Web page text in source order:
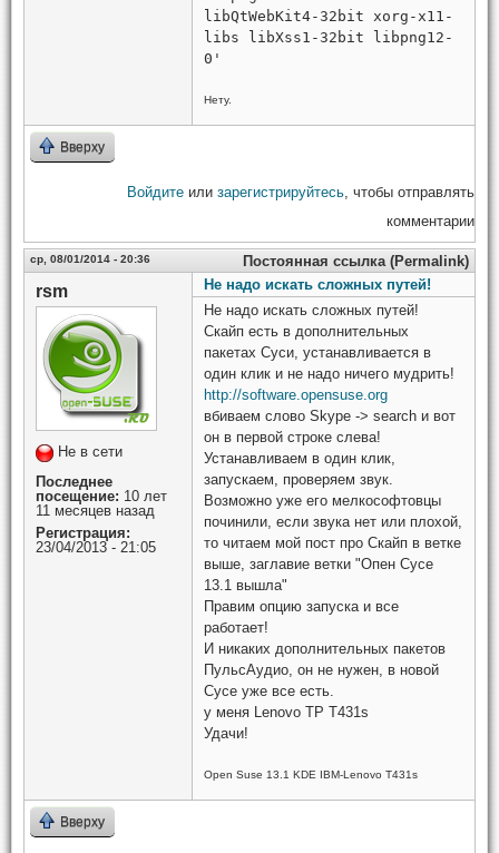
libQtWebKit4-32bit xorg-x11-
libs libXss1-32bit libpng12-
0'
Нету.
Вверху
Войдите или зарегистрируйтесь, чтобы отправлять
комментарии
ср, 08/01/2014 - 20:36 Постоянная ссылка (Permalink)
rsm
Не в сети
Последнее
посещение: 10 лет
11 месяцев назад
Регистрация:
23/04/2013 - 21:05
Не надо искать сложных путей!
Не надо искать сложных путей!
Скайп есть в дополнительных
пакетах Суси, устанавливается в
один клик и не надо ничего мудрить!
http://software.opensuse.org
вбиваем слово Skype -> search и вот
он в первой строке слева!
Устанавливаем в один клик,
запускаем, проверяем звук.
Возможно уже его мелкософтовцы
починили, если звука нет или плохой,
то читаем мой пост про Скайп в ветке
выше, заглавие ветки "Опен Сусе
13.1 вышла"
Правим опцию запуска и все
работает!
И никаких дополнительных пакетов
ПульсАудио, он не нужен, в новой
Сусе уже все есть.
у меня Lenovo TP T431s
Удачи!
Open Suse 13.1 KDE IBM-Lenovo T431s
Вверху